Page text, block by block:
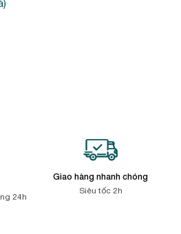
24h
Giao hàng nhanh chóng
Siêu tốc 2h